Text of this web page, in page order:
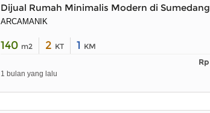
Dijual Rumah Minimalis Modern di Sumedang
ARCAMANIK
140 m2 2 KT 1 KM
Rp
1 bulan yang lalu